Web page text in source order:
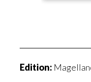
Edition: